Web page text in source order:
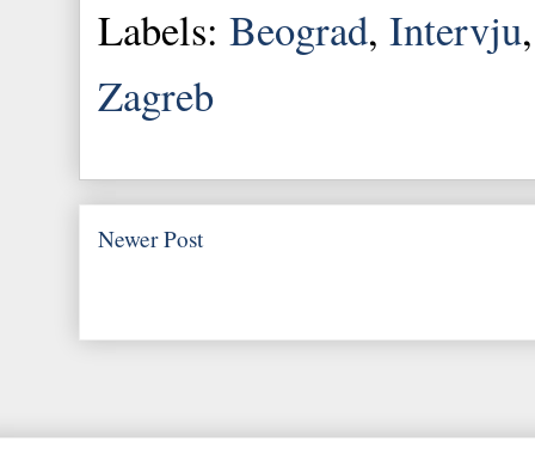
Labels: Beograd, Intervju
Zagreb
Newer Post